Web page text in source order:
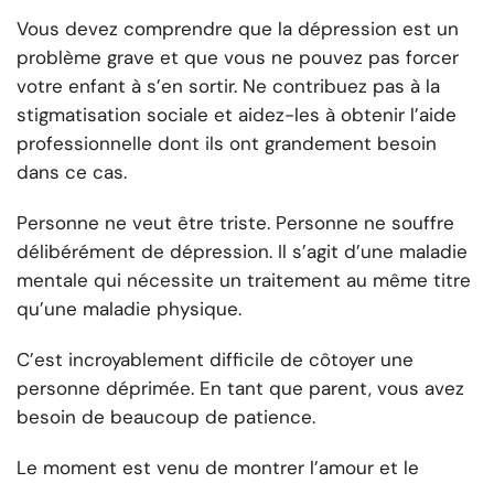
Vous devez comprendre que la dépression est un
problème grave et que vous ne pouvez pas forcer
votre enfant à s’en sortir. Ne contribuez pas à la
stigmatisation sociale et aidez-les à obtenir l’aide
professionnelle dont ils ont grandement besoin
dans ce cas.
Personne ne veut être triste. Personne ne souffre
délibérément de dépression. Il s’agit d’une maladie
mentale qui nécessite un traitement au même titre
qu’une maladie physique.
C’est incroyablement difficile de côtoyer une
personne déprimée. En tant que parent, vous avez
besoin de beaucoup de patience.
Le moment est venu de montrer l’amour et le